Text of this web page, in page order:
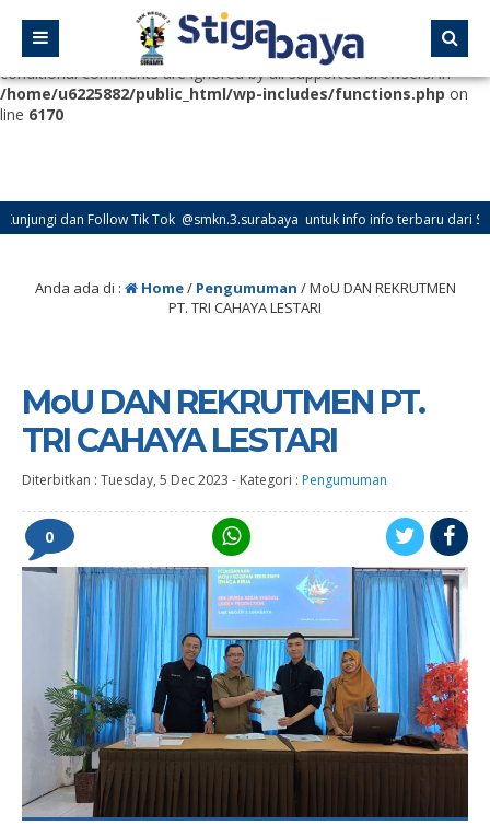
Deprecated
: Function WP_Dependencies->add_data() was called
with an argument that is
deprecated
since version 6.9.0! IE
conditional comments are ignored by all supported browsers. in
/home/u6225882/public_html/wp-includes/functions.php on
line 6170
Follow Tik Tok @smkn.3.surabaya untuk info info terbaru dari SMK
Anda ada di : Home/ Pengumuman /MoU DAN REKRUTMEN
PT. TRI CAHAYA LESTARI
MoU DAN REKRUTMEN PT.
TRI CAHAYA LESTARI
Diterbitkan : Tuesday, 5 Dec 2023 - Kategori : Pengumuman
0